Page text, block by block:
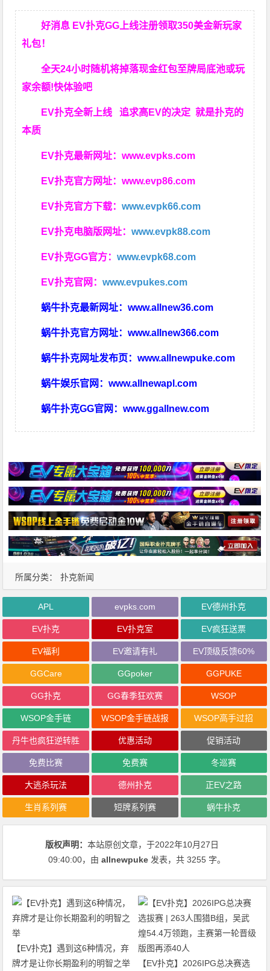
好消息 EV扑克GG上线注册领取350美金新玩家
礼包！
全天24小时随机将掉落现金红包至牌局底池或玩
家余额!快体验吧
EV扑克全新上线 追求高EV的决定就是扑克的
本质
EV扑克最新网址：www.evpks.com
EV扑克官方网址：www.evp86.com
EV扑克官方下载：www.evpk66.com
EV扑克电脑版网址：www.evpk88.com
EV扑克GG官方：www.evpk68.com
EV扑克官网：www.evpukes.com
蜗牛扑克最新网址：www.allnew36.com
蜗牛扑克官方网址：www.allnew366.com
蜗牛扑克网址发布页：www.allnewpuke.com
蜗牛娱乐官网：www.allnewapl.com
蜗牛扑克GG官网：www.ggallnew.com
所属分类： 扑克新闻
APL evpks.com EV德州扑克
EV扑克 EV扑克室 EV疯狂送票
EV福利 EV邀请有礼 EV顶级反馈60%
GGCare GGpoker GGPUKE
GG扑克 GG春季狂欢赛 WSOP
WSOP金手链 WSOP金手链战报 WSOP高手过招
丹牛也疯狂逆转胜 优惠活动 促销活动
免费比赛 免费赛 冬巡赛
大逃杀玩法 德州扑克 正EV之路
生肖系列赛 短牌系列赛 蜗牛扑克
版权声明：本站原创文章，于2022年10月27日
09:40:00，由allnewpuke 发表，共 3255 字。
【EV扑克】遇到这6种情况，弃
牌才是让你长期盈利的明智之举
【EV扑克】2026IPG总决赛选